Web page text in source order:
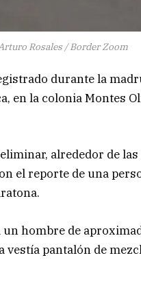
Rosales / Border Zoom
durante la
en la colonia Montes
alrededor de las
el reporte de una
hombre de
vestía pantalón de